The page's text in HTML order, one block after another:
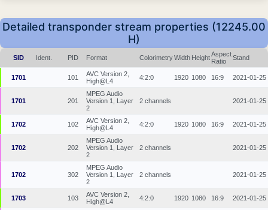
Detailed transponder stream properties (12245.00
H)
SID Ident. PID Format ColorimetryWidth HeightAspect
Ratio
Stand
1701 101
AVC Version 2,
High@L4
4:2:0 1920 1080 16:9 2021-01-25
1701 201
MPEG Audio
Version 1, Layer
2
2 channels 2021-01-25
1702 102
AVC Version 2,
High@L4
4:2:0 1920 1080 16:9 2021-01-25
1702 202
MPEG Audio
Version 1, Layer
2
2 channels 2021-01-25
1702 302
MPEG Audio
Version 1, Layer
2
2 channels 2021-01-25
1703 103
AVC Version 2,
High@L4
4:2:0 1920 1080 16:9 2021-01-25